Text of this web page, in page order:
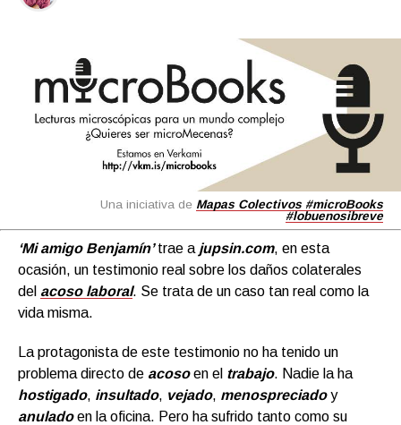
Una iniciativa de Mapas Colectivos #microBooks
#lobuenosibreve
‘Mi amigo Benjamín’trae a jupsin.com, en esta
ocasión, un testimonio real sobre los daños colaterales
del acoso laboral. Se trata de un caso tan real como la
vida misma.
La protagonista de este testimonio no ha tenido un
problema directo de acosoen el trabajo. Nadie la ha
hostigado, insultado, vejado, menospreciadoy
anuladoen la oficina. Pero ha sufrido tanto como su